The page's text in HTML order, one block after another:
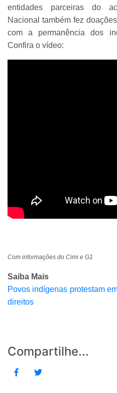
entidades parceiras do
Nacional também fez
com a permanência dos
Confira o vídeo:
Com informações do Cimi e G1
Saiba Mais
Povos indígenas protestam
direitos
Compartilhe...